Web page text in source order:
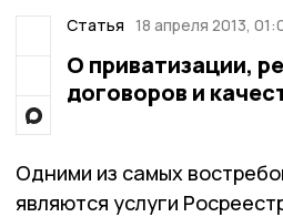
Статья 18 апреля 2013,
О приватизации,
договоров и
Одними из самых
являются услуги